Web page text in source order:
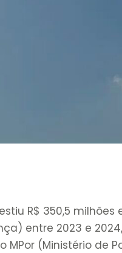
R$ 350,5 milhões
entre 2023 e
(Ministério de